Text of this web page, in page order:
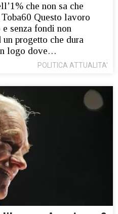
che non sa che
Questo lavoro
senza fondi non
progetto che dura
logo dove…
POLITICA ATTUALITA'